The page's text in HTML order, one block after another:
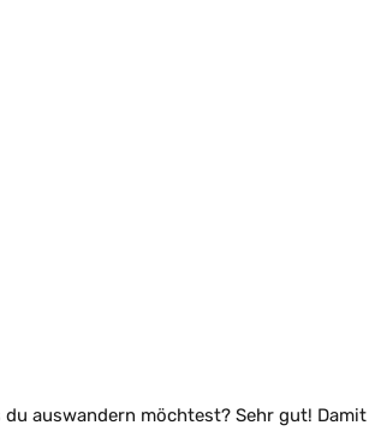
auswandern möchtest? Sehr gut! Damit